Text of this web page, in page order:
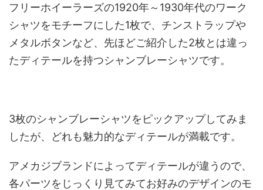
フリーホイーラーズの1920年～1930年代のワーク
シャツをモチーフにした1枚で、チンストラップや
メタルボタンなど、先ほどご紹介した2枚とは違っ
たディテールを持つシャンブレーシャツです。
3枚のシャンブレーシャツをピックアップしてみま
したが、どれも魅力的なディテールが満載です。
アメカジブランドによってディテールが違うので、
各パーツをじっくり見てみてお好みのデザインのモ